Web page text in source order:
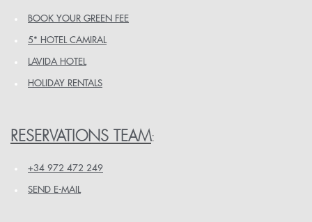
BOOK YOUR GREEN FEE
5* HOTEL CAMIRAL
LAVIDA HOTEL
HOLIDAY RENTALS
RESERVATIONS TEAM:
+34 972 472 249
SEND E-MAIL